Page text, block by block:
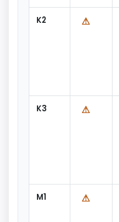
K2 ⚠
K3 ⚠
M1 ⚠